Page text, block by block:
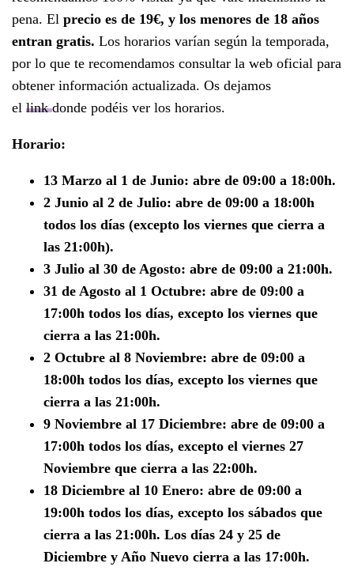
pena. El precio es de 19€, y los menores de 18 años
entran gratis. Los horarios varían según la temporada,
por lo que te recomendamos consultar la web oficial para
obtener información actualizada. Os dejamos
el linkdonde podéis ver los horarios.
Horario:
13 Marzo al 1 de Junio: abre de 09:00 a 18:00h.
2 Junio al 2 de Julio: abre de 09:00 a 18:00h
todos los días (excepto los viernes que cierra a
las 21:00h).
3 Julio al 30 de Agosto: abre de 09:00 a 21:00h.
31 de Agosto al 1 Octubre: abre de 09:00 a
17:00h todos los días, excepto los viernes que
cierra a las 21:00h.
2 Octubre al 8 Noviembre: abre de 09:00 a
18:00h todos los días, excepto los viernes que
cierra a las 21:00h.
9 Noviembre al 17 Diciembre: abre de 09:00 a
17:00h todos los días, excepto el viernes 27
Noviembre que cierra a las 22:00h.
18 Diciembre al 10 Enero: abre de 09:00 a
19:00h todos los días, excepto los sábados que
cierra a las 21:00h. Los días 24 y 25 de
Diciembre y Año Nuevo cierra a las 17:00h.